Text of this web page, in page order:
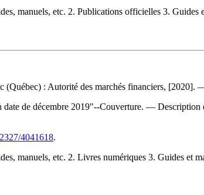
manuels, etc. 2. Publications officielles 3. Guides
(Québec) : Autorité des marchés financiers, [2020].
de décembre 2019"--Couverture. —
4041618.
manuels, etc. 2. Livres numériques 3. Guides et